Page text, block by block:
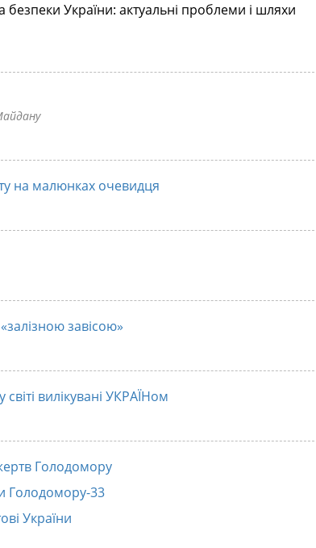
України: актуальні проблеми і шляхи
на малюнках очевидця
завісою»
світі вилікувані УКРАЇНом
Голодомору
Голодомору-33
України